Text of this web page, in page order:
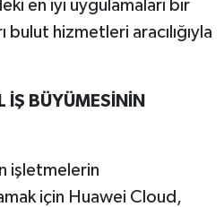
en iyi uygulamaları bir
hizmetleri aracılığıyla
İŞ BÜYÜMESİNİN
işletmelerin
için Huawei Cloud,